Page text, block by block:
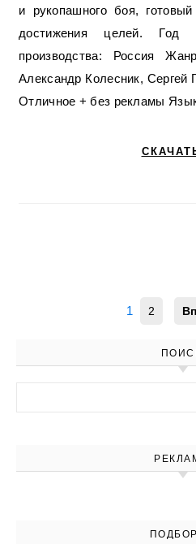
и рукопашного боя,
достижения целей. Год
производства: Россия
Александр Колесник, Сергей
Отличное + без рекламы
1 2